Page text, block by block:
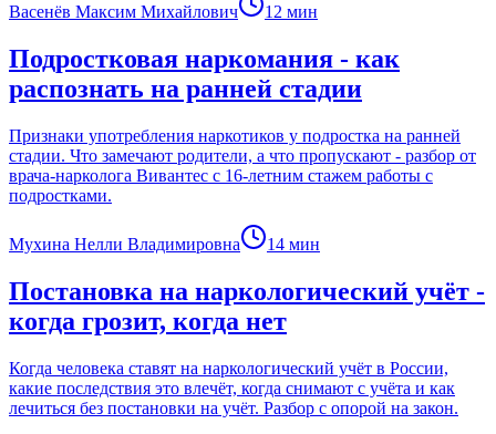
Васенёв Максим Михайлович 12 мин
Подростковая наркомания - как
распознать на ранней стадии
Признаки употребления наркотиков у подростка на ранней
стадии. Что замечают родители, а что пропускают - разбор от
врача-нарколога Вивантес с 16-летним стажем работы с
подростками.
Мухина Нелли Владимировна 14 мин
Постановка на наркологический учёт -
когда грозит, когда нет
Когда человека ставят на наркологический учёт в России,
какие последствия это влечёт, когда снимают с учёта и как
лечиться без постановки на учёт. Разбор с опорой на закон.